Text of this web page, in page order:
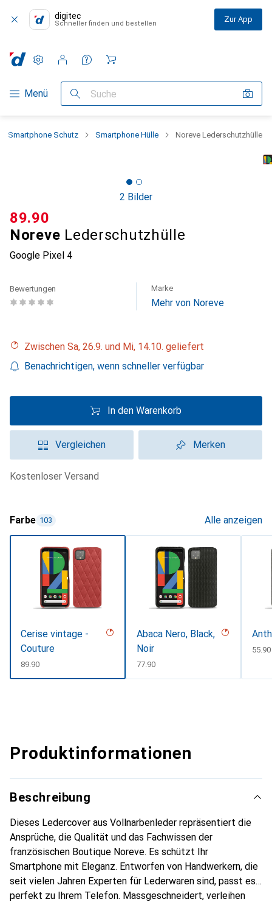
digitec
Schneller finden und bestellen Zur App
Navigation nach Kategorien
Menü Suche
Einstellungen
Kundenkonto
Vergleichslisten
Merklisten
Warenkorb
Smartphone Schutz Smartphone Hülle Noreve Lederschutzhülle
2 Bilder
Noreve Lederschutzhülle
Google Pixel 4
CHF
89.90
Bewertungen Marke
Mehr von Noreve
Zwischen Sa, 26.9. und Mi, 14.10. geliefert
Benachrichtigen, wenn schneller verfügbar
In den Warenkorb
Vergleichen Merken
kostenloser Versand
Farbe 103 Alle anzeigen
Cerise vintage -
Couture
CHF
89.90
Abaca Nero, Black,
Noir
CHF
77.90
CHF
55.90
Produktinformationen
Beschreibung
Dieses Ledercover aus Vollnarbenleder repräsentiert die
Ansprüche, die Qualität und das Fachwissen der
französischen Boutique Noreve. Es schützt Ihr
Smartphone mit Eleganz. Entworfen von Handwerkern, die
seit vielen Jahren Experten für Lederwaren sind, passt es
perfekt zu Ihrem Telefon. Massgeschneidert, verleihen